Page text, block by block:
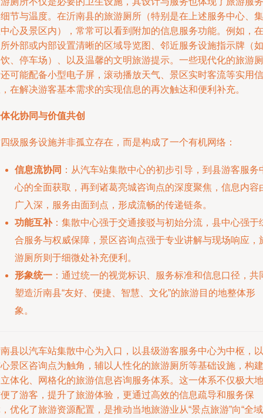
节与温度。在沂南县的旅游厕所（特别是在上述服务中心、集
心及景区内），常常可以看到附加的信息服务功能。例如，在
外部或内部设置清晰的区域导览图、邻近服务设施指示牌（如
、停车场）、以及温馨的文明旅游提示。一些现代化的旅游厕
可能配备小型电子屏，滚动播放天气、景区实时客流等实用信
在解决游客基本需求的实现信息的再次触达和便利补充。
化协同与价值共创
级服务设施并非孤立存在，而是构成了一个有机网络：
信息流协同 ：从汽车站集散中心的初步引导，到县游客服务
心的全面获取，再到诸葛亮城咨询点的深度聚焦，信息内容
广入深，服务由面到点，形成流畅的传递链条。
功能互补：集散中心强于交通接驳与初始分流，县中心强于
合服务与权威保障，景区咨询点强于专业讲解与现场响应，
游厕所则于细微处补充便利。
形象统一 ：通过统一的视觉标识、服务标准和信息口径，共
塑造沂南县“友好、便捷、智慧、文化”的旅游目的地整体形
象。
县以汽车站集散中心为入口，以县级游客服务中心为中枢，以
景区咨询点为触角，辅以人性化的旅游厕所等基础设施，构建
体化、网格化的旅游信息咨询服务体系。这一体系不仅极大地
了游客，提升了旅游体验，更通过高效的信息疏导和服务保
优化了旅游资源配置，是推动当地旅游业从“景点旅游”向“全域